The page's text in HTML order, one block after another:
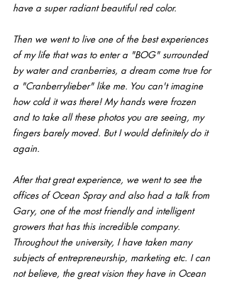
have a super radiant beautiful red color.
Then we went to live one of the best experiences
of my life that was to enter a "BOG" surrounded
by water and cranberries, a dream come true for
a "Cranberrylieber" like me. You can't imagine
how cold it was there! My hands were frozen
and to take all these photos you are seeing, my
fingers barely moved. But I would definitely do it
again.
After that great experience, we went to see the
offices of Ocean Spray and also had a talk from
Gary, one of the most friendly and intelligent
growers that has this incredible company.
Throughout the university, I have taken many
subjects of entrepreneurship, marketing etc. I can
not believe, the great vision they have in Ocean